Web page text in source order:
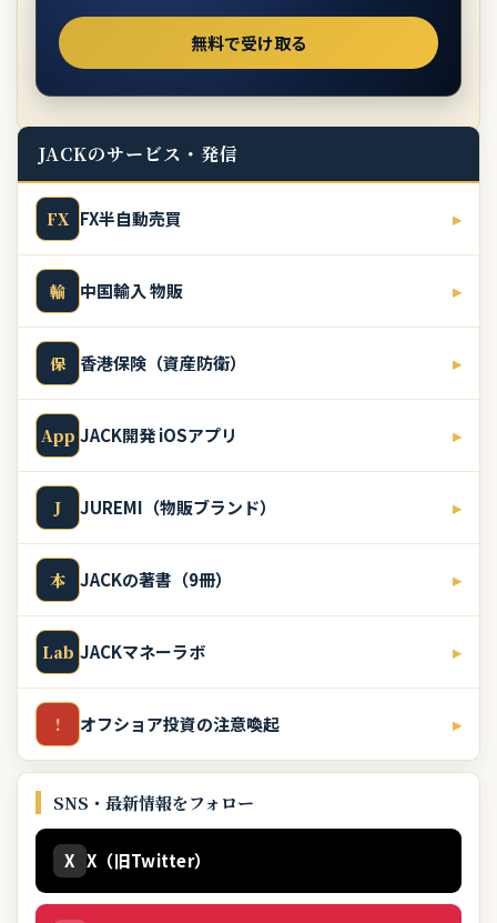
JACKのサービス・発信
FX FX半自動売買 ▸
輸 中国輸入 物販 ▸
保 香港保険（資産防衛） ▸
App JACK開発 iOSアプリ ▸
J JUREMI（物販ブランド） ▸
本 JACKの著書（9冊） ▸
Lab JACKマネーラボ ▸
! オフショア投資の注意喚起 ▸
SNS・最新情報をフォロー
X X（旧Twitter）